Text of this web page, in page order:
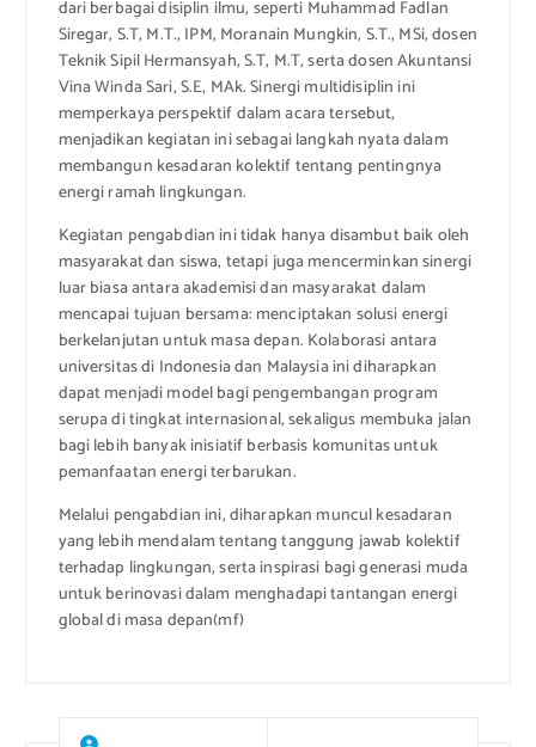
dari berbagai disiplin ilmu, seperti Muhammad Fadlan
Siregar, S.T, M.T., IPM, Moranain Mungkin, S.T., MSi, dosen
Teknik Sipil Hermansyah, S.T, M.T, serta dosen Akuntansi
Vina Winda Sari, S.E, MAk. Sinergi multidisiplin ini
memperkaya perspektif dalam acara tersebut,
menjadikan kegiatan ini sebagai langkah nyata dalam
membangun kesadaran kolektif tentang pentingnya
energi ramah lingkungan.
Kegiatan pengabdian ini tidak hanya disambut baik oleh
masyarakat dan siswa, tetapi juga mencerminkan sinergi
luar biasa antara akademisi dan masyarakat dalam
mencapai tujuan bersama: menciptakan solusi energi
berkelanjutan untuk masa depan. Kolaborasi antara
universitas di Indonesia dan Malaysia ini diharapkan
dapat menjadi model bagi pengembangan program
serupa di tingkat internasional, sekaligus membuka jalan
bagi lebih banyak inisiatif berbasis komunitas untuk
pemanfaatan energi terbarukan.
Melalui pengabdian ini, diharapkan muncul kesadaran
yang lebih mendalam tentang tanggung jawab kolektif
terhadap lingkungan, serta inspirasi bagi generasi muda
untuk berinovasi dalam menghadapi tantangan energi
global di masa depan(mf)